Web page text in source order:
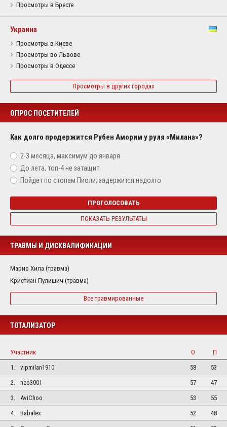
Просмотры в Бресте
Украина
Просмотры в Киеве
Просмотры во Львове
Просмотры в Одессе
Просмотры в других городах
ОПРОС ПОСЕТИТЕЛЕЙ
Как долго продержится Рубен Аморим у руля «Милана»?
2-3 месяца, максимум до января
До лета, топ-4 не затащит
Пойдет по стопам Пиоли, задержится надолго
ПРОГОЛОСОВАТЬ
ПОКАЗАТЬ РЕЗУЛЬТАТЫ
ТРАВМЫ И ДИСКВАЛИФИКАЦИИ
Марио Хила (травма)
Кристиан Пулишич (травма)
Все травмированные
ТОТАЛИЗАТОР
Участник О
П
1.
vipmilan1910 58
53
2.
neo3001 57
47
3.
AviChoo 53
55
4.
Babalex 52
48